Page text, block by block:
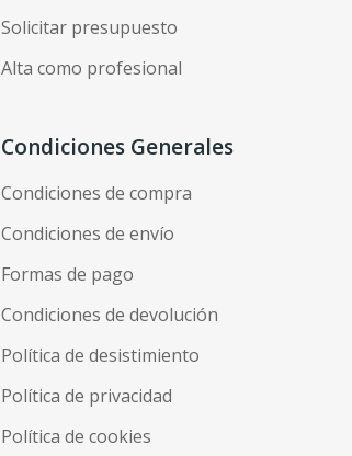
Solicitar presupuesto
Alta como profesional
Condiciones Generales
Condiciones de compra
Condiciones de envío
Formas de pago
Condiciones de devolución
Política de desistimiento
Política de privacidad
Política de cookies